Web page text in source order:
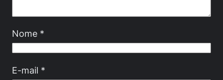
Nome *
E-mail *